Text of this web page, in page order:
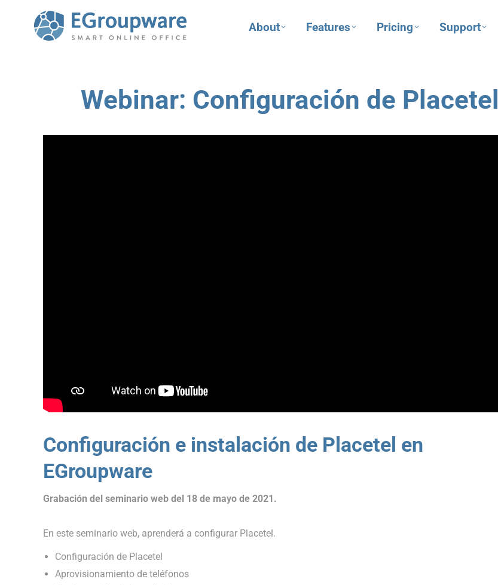
About Features Pricing Support
Webinar: Configuración de Placetel
Configuración e instalación de Placetel en
EGroupware
Grabación del seminario web del 18 de mayo de 2021.
En este seminario web, aprenderá a configurar Placetel.
Configuración de Placetel
Aprovisionamiento de teléfonos